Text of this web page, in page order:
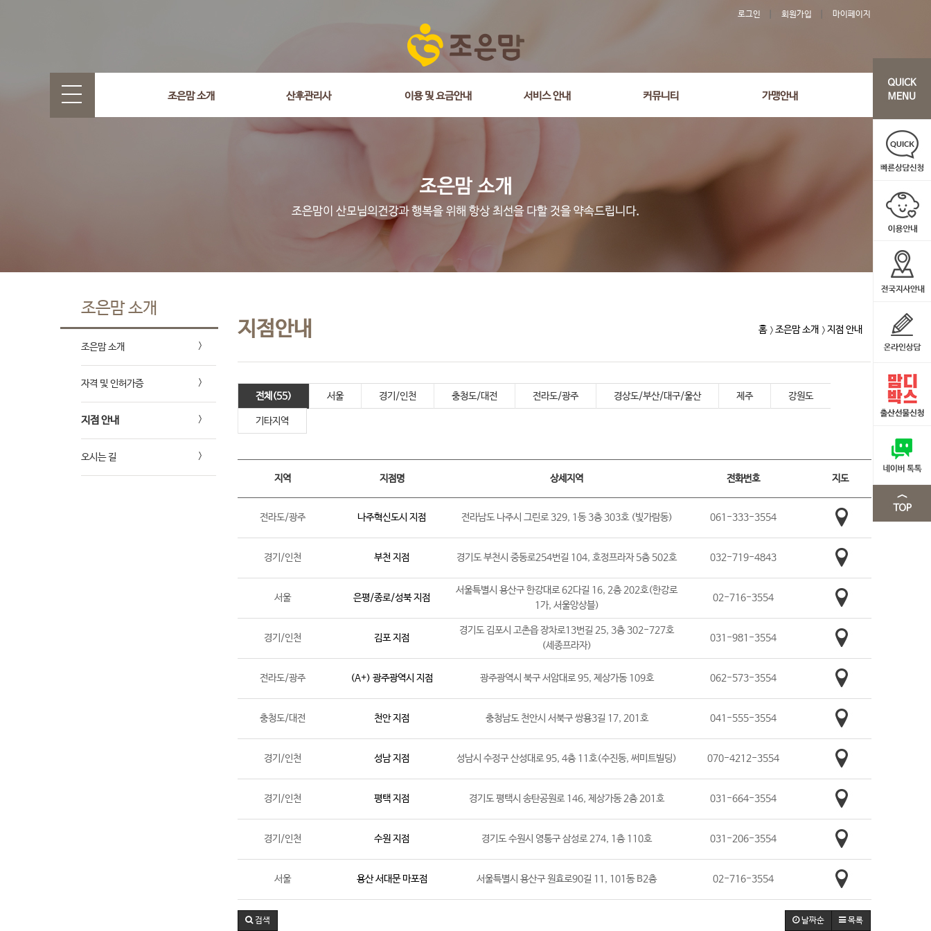
로그인 회원가입 마이페이지
조은맘 소개 산후관리사 이용 및 요금안내 서비스 안내 커뮤니티 가맹안내
조은맘 소개
조은맘 소개
자격 및 인허가증
지점 안내
오시는 길
지점안내 홈 조은맘 소개 지점 안내
전체(55) 서울 경기/인천 충청도/대전 전라도/광주 경상도/부산/대구/울산 제주 강원도
기타지역
지역 지점명 상세지역 전화번호 지도
전라도/광주 나주혁신도시 지점 전라남도 나주시 그린로 329, 1동 3층 303호 (빛가람동) 061-333-3554
경기/인천 부천 지점 경기도 부천시 중동로254번길 104, 호정프라자 5층 502호 032-719-4843
서울 은평/종로/성북 지점
서울특별시 용산구 한강대로 62다길 16, 2층 202호(한강로
1가, 서울앙상블)
02-716-3554
경기/인천 김포 지점
경기도 김포시 고촌읍 장차로13번길 25, 3층 302-727호
(세종프라자)
031-981-3554
전라도/광주 (A+) 광주광역시 지점 광주광역시 북구 서암대로 95, 제상가동 109호 062-573-3554
충청도/대전 천안 지점 충청남도 천안시 서북구 쌍용3길 17, 201호 041-555-3554
경기/인천 성남 지점 성남시 수정구 산성대로 95, 4층 11호(수진동, 써미트빌딩) 070-4212-3554
경기/인천 평택 지점 경기도 평택시 송탄공원로 146, 제상가동 2층 201호 031-664-3554
경기/인천 수원 지점 경기도 수원시 영통구 삼성로 274, 1층 110호 031-206-3554
서울 용산 서대문 마포점 서울특별시 용산구 원효로90길 11, 101동 B2층 02-716-3554
날짜순 목록
검색